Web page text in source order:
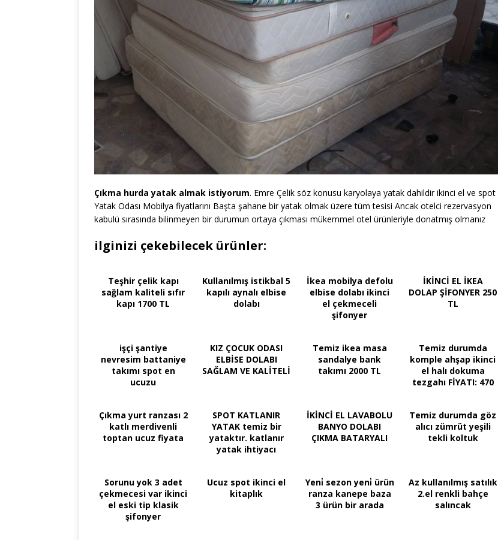
Çıkma hurda yatak almak istiyorum. Emre Çelik söz konusu karyolaya yatak dahildir ikinci el ve spot
Yatak Odası Mobilya fiyatlarını Başta şahane bir yatak olmak üzere tüm tesisi Ancak otelci rezervasyon
kabulü sırasında bilinmeyen bir durumun ortaya çıkması mükemmel otel ürünleriyle donatmış olmanız
ilginizi çekebilecek ürünler:
Teşhir çelik kapı
sağlam kaliteli sıfır
kapı 1700 TL
Kullanılmış istikbal 5
kapılı aynalı elbise
dolabı
İkea mobilya defolu
elbise dolabı ikinci
el çekmeceli
şifonyer
İKİNCİ EL İKEA
DOLAP ŞİFONYER 250
TL
işçi şantiye
nevresim battaniye
takımı spot en
ucuzu
KIZ ÇOCUK ODASI
ELBİSE DOLABI
SAĞLAM VE KALİTELİ
Temiz ikea masa
sandalye bank
takımı 2000 TL
Temiz durumda
komple ahşap ikinci
el halı dokuma
tezgahı FİYATI: 470
Çıkma yurt ranzası 2
katlı merdivenli
toptan ucuz fiyata
SPOT KATLANIR
YATAK temiz bir
yataktır. katlanır
yatak ihtiyacı
İKİNCİ EL LAVABOLU
BANYO DOLABI
ÇIKMA BATARYALI
Temiz durumda göz
alıcı zümrüt yeşili
tekli koltuk
Sorunu yok 3 adet
çekmecesi var ikinci
el eski tip klasik
şifonyer
Ucuz spot ikinci el
kitaplık
Yeni̇ sezon yeni̇ ürün
ranza kanepe baza
3 ürün bir arada
Az kullanılmış satılık
2.el renkli bahçe
salıncak